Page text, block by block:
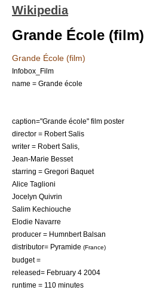
Wikipedia
Grande École (film)
Grande École (film)
Infobox_Film
name = Grande école
caption="Grande école" film poster
director = Robert Salis
writer = Robert Salis
Jean-Marie Besset
starring = Gregori Baquet
Alice Taglioni
Jocelyn Quivrin
Salim Kechiouche
Elodie Navarre
producer = Humnbert Balsan
distributor= Pyramide (France)
budget =
released= February 4 2004
runtime = 110 minutes